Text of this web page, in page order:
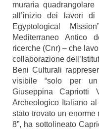
muraria
all’inizio dei lavori di
Egyptological
Mediterraneo Antico
ricerche (Cnr) – che
collaborazione
Beni Culturali
visibile “solo per
Giuseppina Capriotti
Archeologico Italiano
stato trovato un enorme
8”, ha sottolineato